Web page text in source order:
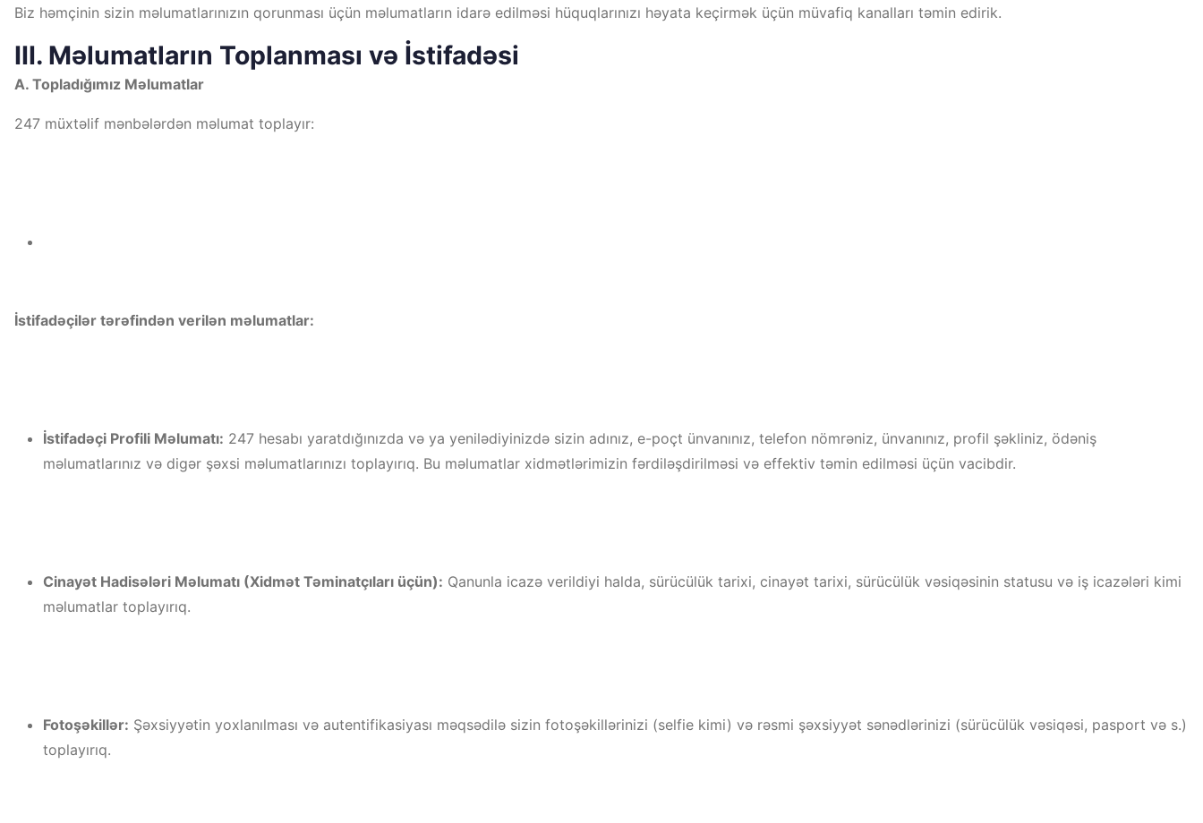
Biz həmçinin sizin məlumatlarınızın qorunması üçün məlumatların idarə edilməsi hüquqlarınızı həyata keçirmək üçün müvafiq kanalları təmin edirik.
III. Məlumatların Toplanması və İstifadəsi
A. Topladığımız Məlumatlar
247 müxtəlif mənbələrdən məlumat toplayır:
İstifadəçilər tərəfindən verilən məlumatlar:
İstifadəçi Profili Məlumatı: 247 hesabı yaratdığınızda və ya yenilədiyinizdə sizin adınız, e-poçt ünvanınız, telefon nömrəniz, ünvanınız, profil şəkliniz, ödəniş
məlumatlarınız və digər şəxsi məlumatlarınızı toplayırıq. Bu məlumatlar xidmətlərimizin fərdiləşdirilməsi və effektiv təmin edilməsi üçün vacibdir.
Cinayət Hadisələri Məlumatı (Xidmət Təminatçıları üçün): Qanunla icazə verildiyi halda, sürücülük tarixi, cinayət tarixi, sürücülük vəsiqəsinin statusu və iş icazələri kimi
məlumatlar toplayırıq.
Fotoşəkillər: Şəxsiyyətin yoxlanılması və autentifikasiyası məqsədilə sizin fotoşəkillərinizi (selfie kimi) və rəsmi şəxsiyyət sənədlərinizi (sürücülük vəsiqəsi, pasport və s.)
toplayırıq.